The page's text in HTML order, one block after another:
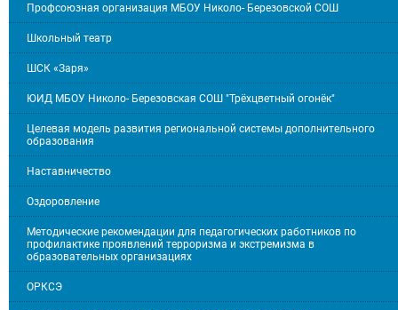
Профсоюзная организация МБОУ Николо- Березовской СОШ
Школьный театр
ШСК «Заря»
ЮИД МБОУ Николо- Березовская СОШ "Трёхцветный огонёк"
Целевая модель развития региональной системы дополнительного
образования
Наставничество
Оздоровление
Методические рекомендации для педагогических работников по
профилактике проявлений терроризма и экстремизма в
образовательных организациях
ОРКСЭ